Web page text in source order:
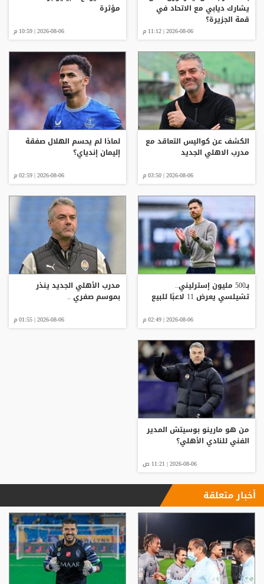
يشارك ديابي مع الاتحاد في
قمة الجزيرة؟
2026-08-06 | 11:12 م
مؤثرة
2026-08-06 | 10:59 م
الكشف عن كواليس التعاقد مع
مدرب الاهلي الجديد
2026-08-06 | 03:50 م
لماذا لم يحسم الهلال صفقة
إليمان إندياي؟
2026-08-06 | 02:59 م
بـ500 مليون إسترليني..
تشيلسي يعرض 11 لاعبًا للبيع
2026-08-06 | 02:49 م
مدرب الأهلي الجديد ينذر
بموسم صفري ..
2026-08-06 | 01:55 م
من هو مارينو بوسيتش المدير
الفني للنادي الأهلي؟
2026-08-06 | 11:21 ص
أخبار متعلقة